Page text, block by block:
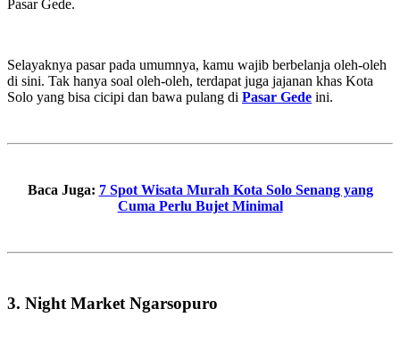
Pasar Gede.
Selayaknya pasar pada umumnya, kamu wajib berbelanja oleh-oleh
di sini. Tak hanya soal oleh-oleh, terdapat juga jajanan khas Kota
Solo yang bisa cicipi dan bawa pulang di Pasar Gede ini.
Baca Juga: 7 Spot Wisata Murah Kota Solo Senang yang
Cuma Perlu Bujet Minimal
3. Night Market Ngarsopuro